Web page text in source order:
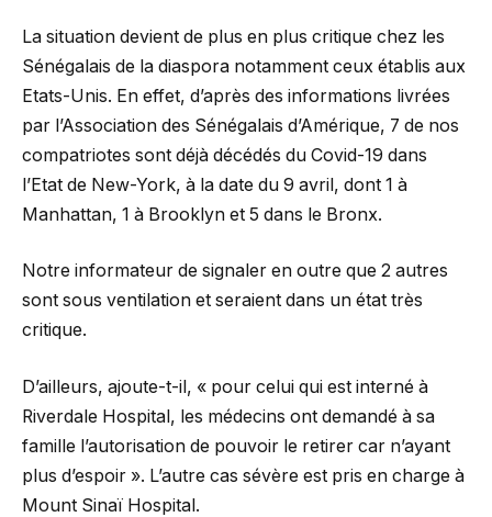
La situation devient de plus en plus critique chez les
Sénégalais de la diaspora notamment ceux établis aux
Etats-Unis. En effet, d’après des informations livrées
par l’Association des Sénégalais d’Amérique, 7 de nos
compatriotes sont déjà décédés du Covid-19 dans
l’Etat de New-York, à la date du 9 avril, dont 1 à
Manhattan, 1 à Brooklyn et 5 dans le Bronx.
Notre informateur de signaler en outre que 2 autres
sont sous ventilation et seraient dans un état très
critique.
D’ailleurs, ajoute-t-il, « pour celui qui est interné à
Riverdale Hospital, les médecins ont demandé à sa
famille l’autorisation de pouvoir le retirer car n’ayant
plus d’espoir ». L’autre cas sévère est pris en charge à
Mount Sinaï Hospital.